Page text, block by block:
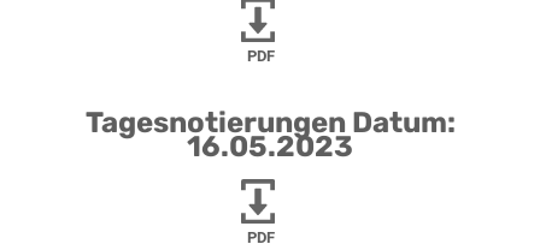
PDF
Tagesnotierungen Datum:
16.05.2023
PDF